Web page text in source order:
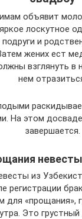
объявит
лоскутное
и
жених ест
взглянуть в
нем
На этом
завершается.
из
регистрации
для «прощания»,
Это